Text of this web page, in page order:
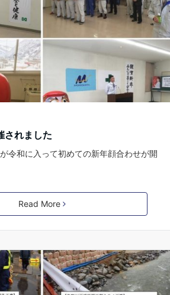
されました
令和に入って初めての新年顔合わせが開
Read More